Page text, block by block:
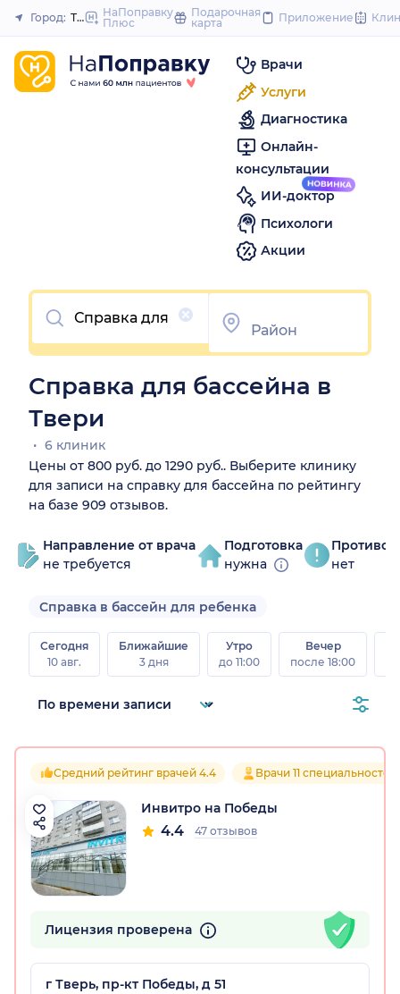
to
Закрыть
Город: ТверьНаПоправку
Плюс
Подарочная
карта
Приложение
Врачи
Услуги
Диагностика
Онлайн-
консультации
ИИ-доктор
Психологи
Акции
Очистить
Справка для бассейна в
Твери
6 клиник
Цены от 800 руб. до 1290 руб.. Выберите клинику
для записи на справку для бассейна по рейтингу
на базе 909 отзывов.
Направление от врача
не требуется
Подготовка
нужна
нет
Справка в бассейн для ребенка
Сегодня
10 авг.
Ближайшие
3 дня
Утро
до 11:00
Вечер
после 18:00
Средний рейтинг врачей 4.4 Врачи 11 специальностей
Инвитро на Победы
4.4 47 отзывов
Лицензия проверена
г Тверь, пр-кт Победы, д 51